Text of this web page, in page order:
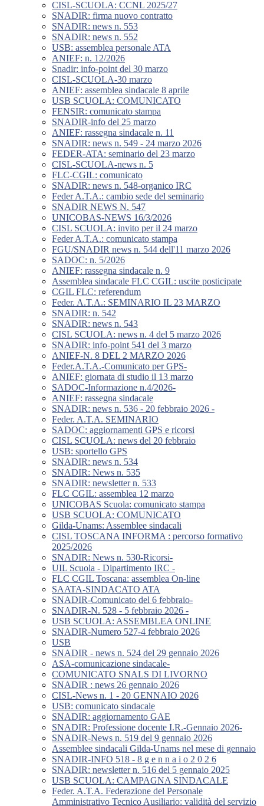
CISL-SCUOLA: CCNL 2025/27
SNADIR: firma nuovo contratto
SNADIR: news n. 553
SNADIR: news n. 552
USB: assemblea personale ATA
ANIEF: n. 12/2026
Snadir: info-point del 30 marzo
CISL-SCUOLA-30 marzo
ANIEF: assemblea sindacale 8 aprile
USB SCUOLA: COMUNICATO
FENSIR: comunicato stampa
SNADIR-info del 25 marzo
ANIEF: rassegna sindacale n. 11
SNADIR: news n. 549 - 24 marzo 2026
FEDER-ATA: seminario del 23 marzo
CISL-SCUOLA-news n. 5
FLC-CGIL: comunicato
SNADIR: news n. 548-organico IRC
Feder A.T.A.: cambio sede del seminario
SNADIR NEWS N. 547
UNICOBAS-NEWS 16/3/2026
CISL SCUOLA: invito per il 24 marzo
Feder A.T.A.: comunicato stampa
FGU/SNADIR news n. 544 dell'11 marzo 2026
SADOC: n. 5/2026
ANIEF: rassegna sindacale n. 9
Assemblea sindacale FLC CGIL: uscite posticipate
CGIL FLC: referendum
Feder. A.T.A.: SEMINARIO IL 23 MARZO
SNADIR: n. 542
SNADIR: news n. 543
CISL SCUOLA: news n. 4 del 5 marzo 2026
SNADIR: info-point 541 del 3 marzo
ANIEF-N. 8 DEL 2 MARZO 2026
Feder.A.T.A.-Comunicato per GPS-
ANIEF: giornata di studio il 13 marzo
SADOC-Informazione n.4/2026-
ANIEF: rassegna sindacale
SNADIR: news n. 536 - 20 febbraio 2026 -
Feder. A.T.A. SEMINARIO
SADOC: aggiornamenti GPS e ricorsi
CISL SCUOLA: news del 20 febbraio
USB: sportello GPS
SNADIR: news n. 534
SNADIR: News n. 535
SNADIR: newsletter n. 533
FLC CGIL: assemblea 12 marzo
UNICOBAS Scuola: comunicato stampa
USB SCUOLA: COMUNICATO
Gilda-Unams: Assemblee sindacali
CISL TOSCANA INFORMA : percorso formativo
2025/2026
SNADIR: News n. 530-Ricorsi-
UIL Scuola - Dipartimento IRC -
FLC CGIL Toscana: assemblea On-line
SAATA-SINDACATO ATA
SNADIR-Comunicato del 6 febbraio-
SNADIR-N. 528 - 5 febbraio 2026 -
USB SCUOLA: ASSEMBLEA ONLINE
SNADIR-Numero 527-4 febbraio 2026
USB
SNADIR - news n. 524 del 29 gennaio 2026
ASA-comunicazione sindacale-
COMUNICATO SNALS DI LIVORNO
SNADIR : news 26 gennaio 2026
CISL-News n. 1 - 20 GENNAIO 2026
USB: comunicato sindacale
SNADIR: aggiornamento GAE
SNADIR: Professione docente I.R.-Gennaio 2026-
SNADIR-News n. 519 del 9 gennaio 2026
Assemblee sindacali Gilda-Unams nel mese di gennaio
SNADIR-INFO 518 - 8 g e n n a i o 2 0 2 6
SNADIR: newsletter n. 516 del 5 gennaio 2025
USB SCUOLA: CAMPAGNA SINDACALE
Feder. A.T.A. Federazione del Personale
Amministrativo Tecnico Ausiliario: validità del servizio